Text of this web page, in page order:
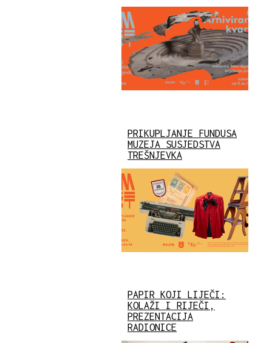
PRIKUPLJANJE FUNDUSA
MUZEJA SUSJEDSTVA
TREŠNJEVKA
PAPIR KOJI LIJEČI:
KOLAŽI I RIJEČI,
PREZENTACIJA
RADIONICE